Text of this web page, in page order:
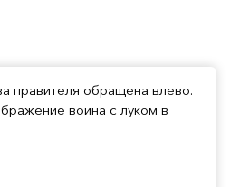
правителя обращена влево.
воина с луком в